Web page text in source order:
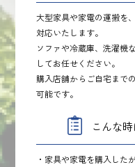
大型家具や家電の運搬を
対応いたします。
ソファや冷蔵庫、洗濯機
してお任せください。
購入店舗からご自宅まで
可能です。
こんな
・家具や家電を購入した